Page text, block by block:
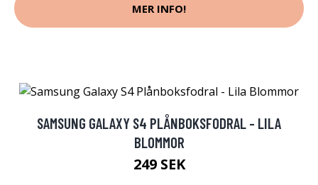
MER INFO!
SAMSUNG GALAXY S4 PLÅNBOKSFODRAL - LILA
BLOMMOR
249 SEK